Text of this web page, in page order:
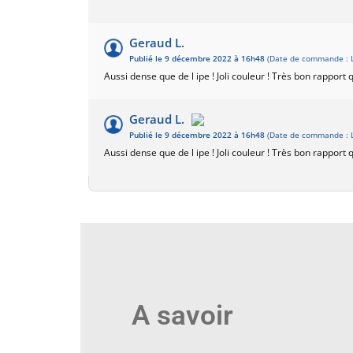
Geraud L.
Publié le 9 décembre 2022 à 16h48 (Date de commande :
Aussi dense que de l ipe ! Joli couleur ! Très bon rapport
Geraud L.
Publié le 9 décembre 2022 à 16h48 (Date de commande :
Aussi dense que de l ipe ! Joli couleur ! Très bon rapport
A savoir